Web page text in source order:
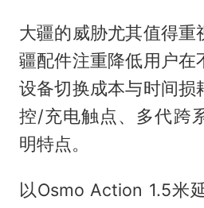
大疆的威胁尤其值得重
疆配件注重降低用户在
设备切换成本与时间损
控/充电触点、多代跨
明特点。
以Osmo Action 1.5米